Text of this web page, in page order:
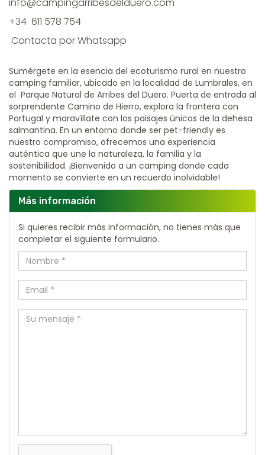
+34 611 578 754
Contacta por Whatsapp
Sumérgete en la esencia del ecoturismo rural en nuestro
camping familiar, ubicado en la localidad de Lumbrales, en
el Parque Natural de Arribes del Duero. Puerta de entrada al
sorprendente Camino de Hierro, explora la frontera con
Portugal y maravíllate con los paisajes únicos de la dehesa
salmantina. En un entorno donde ser pet-friendly es
nuestro compromiso, ofrecemos una experiencia
auténtica que une la naturaleza, la familia y la
sostenibilidad. ¡Bienvenido a un camping donde cada
momento se convierte en un recuerdo inolvidable!
Más información
Si quieres recibir más información, no tienes más que
completar el siguiente formulario.